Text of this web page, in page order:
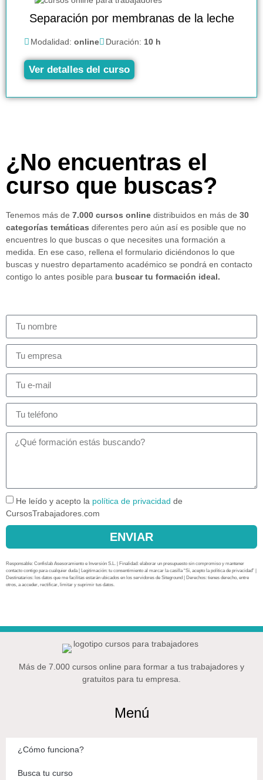
Separación por membranas de la leche
Modalidad: online Duración: 10 h
Ver detalles del curso
¿No encuentras el
curso que buscas?
Tenemos más de 7.000 cursos online distribuidos en más de 30
categorías temáticas diferentes pero aún así es posible que no
encuentres lo que buscas o que necesites una formación a
medida. En ese caso, rellena el formulario diciéndonos lo que
buscas y nuestro departamento académico se pondrá en contacto
contigo lo antes posible para buscar tu formación ideal.
He leído y acepto la política de privacidad de
CursosTrabajadores.com
ENVIAR
Responsable: Confislab Asesoramiento e Inversión S.L. | Finalidad: elaborar un presupuesto sin compromiso y mantener
contacto contigo para cualquier duda | Legitimación: tu consentimiento al marcar la casilla “Sí, acepto la política de privacidad” |
Destinatarios: los datos que me facilitas estarán ubicados en los servidores de Siteground | Derechos: tienes derecho, entre
otros, a acceder, rectificar, limitar y suprimir tus datos.
Más de 7.000 cursos online para formar a tus trabajadores y
gratuitos para tu empresa.
Menú
¿Cómo funciona?
Busca tu curso